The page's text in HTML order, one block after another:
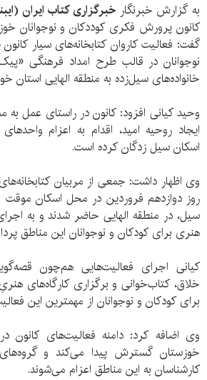
به گزارش خبرنگار خبرگزاری کتاب ایران
کانون پرورش فکری کوددکان و نوجوانان
گفت: فعالیت کاروان کتابخانه‌های سیار
نوجوانان در قالب طرح امداد فرهنگی
خانواده‌های سیل‌زده‌ به منطقه الهایی استان
وحید کیانی افزود: کانون در راستای عمل
ایجاد روحیه امید، اقدام به اعزام
اسکان سیل زدگان کرده است.
وی اظهار داشت: جمعی از مربیان
روز دوازدهم فروردین در محل اسکان موقت
سیل، در منطقه الهایی حاضر شدند و به
هنری برای کودکان و نوجوانان این مناطق
کیانی اجرای فعالیت‌هایی هم‌چون
خلاق، کتاب‌خوانی و برگزاری کارگاه‌های
برای کودکان و نوجوانان از مهمترین این
وی اضافه کرد: دامنه فعالیت‌های کانون
خوزستان گسترش پیدا می‌کند و
کارشناسان به این مناطق اعزام می‌شوند.